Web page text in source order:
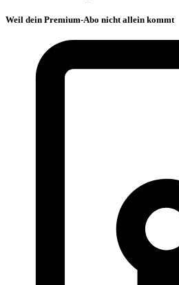
Weil dein Premium-Abo nicht allein kommt